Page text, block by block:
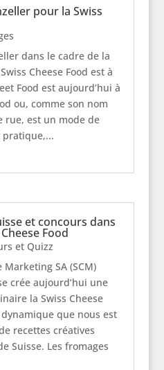
pour la Swiss
dans le cadre de la
Cheese Food est à
Food est aujourd’hui à
ou, comme son nom
rue, est un mode de
et concours dans
Food
et Quizz
SA (SCM)
crée aujourd’hui une
la Swiss Cheese
dynamique que nous est
recettes créatives
Suisse. Les fromages